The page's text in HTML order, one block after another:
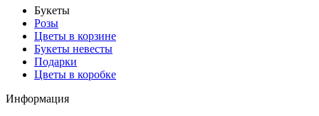
Букеты
Розы
Цветы в корзине
Букеты невесты
Подарки
Цветы в коробке
Информация